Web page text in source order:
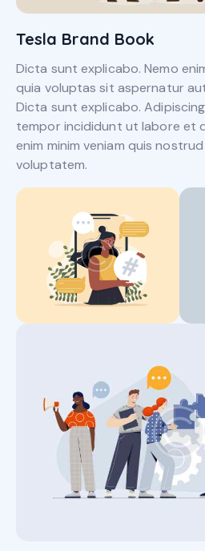
Tesla Brand Book
Dicta sunt explicabo. Nemo
quia voluptas sit aspernatur
Dicta sunt explicabo.
tempor incididunt ut labore et
enim minim veniam quis
voluptatem.